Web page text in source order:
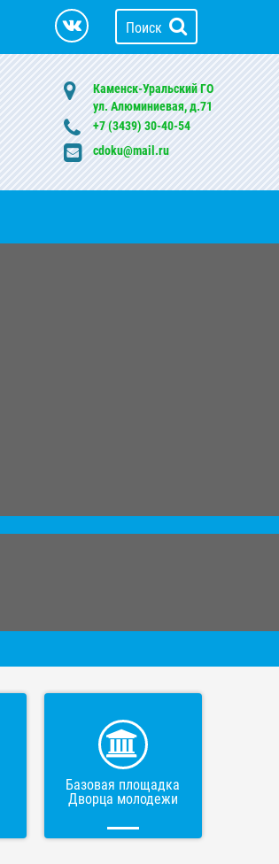
Поиск
Каменск-Уральский ГО
ул. Алюминиевая, д.71
+7 (3439) 30-40-54
cdoku@mail.ru
Базовая площадка
Дворца молодежи